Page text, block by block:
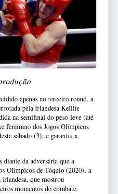
apenas no terceiro round, a
pela irlandesa Kelllie
na semifinal do peso-leve (até
feminino dos Jogos Olímpicos
sábado (3), e garantiu a
diante da adversária que a
Olímpicos de Tóquio (2020), a
irlandesa, que mostrou
momentos do combate.